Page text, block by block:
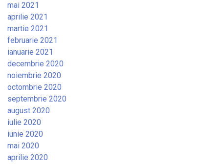
mai 2021
aprilie 2021
martie 2021
februarie 2021
ianuarie 2021
decembrie 2020
noiembrie 2020
octombrie 2020
septembrie 2020
august 2020
iulie 2020
iunie 2020
mai 2020
aprilie 2020